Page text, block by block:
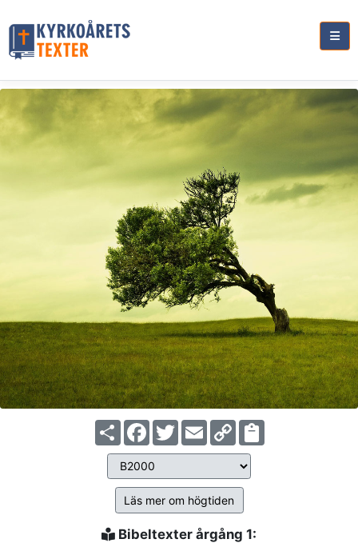
ShareFacebook
TwitterEmailCopy
Link
Läs mer om högtiden
Bibeltexter årgång 1: